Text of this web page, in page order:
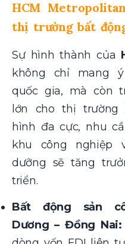
HCM
thị trường bất
Sự hình thành của
không chỉ mang
quốc gia, mà còn
lớn cho thị
hình đa cực, nhu
khu công nghiệp
dưỡng sẽ tăng
triển.
Bất động sản
Dương – Đồng Nai: